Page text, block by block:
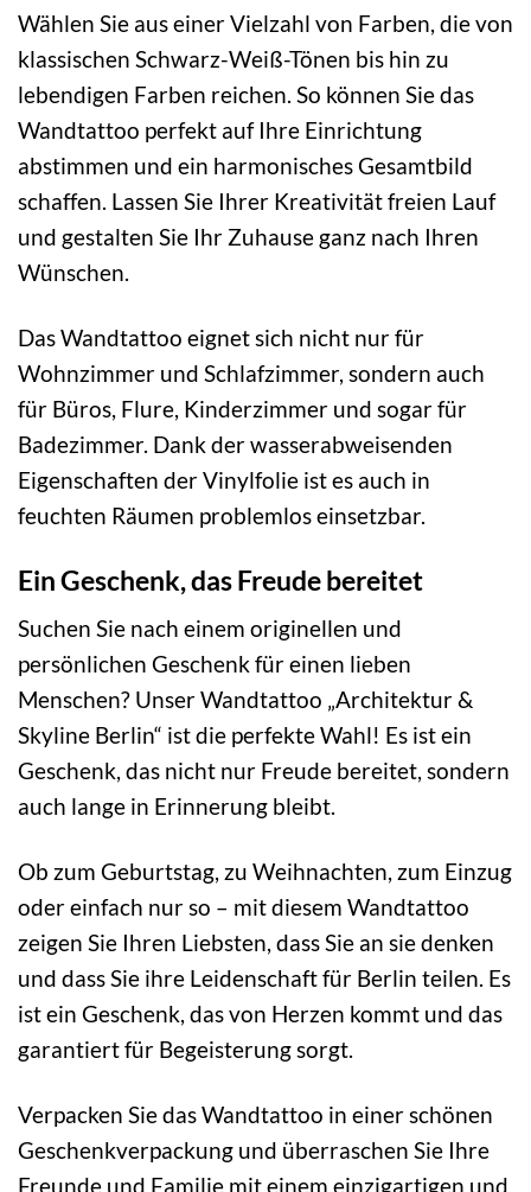
Wählen Sie aus einer Vielzahl von Farben, die von
klassischen Schwarz-Weiß-Tönen bis hin zu
lebendigen Farben reichen. So können Sie das
Wandtattoo perfekt auf Ihre Einrichtung
abstimmen und ein harmonisches Gesamtbild
schaffen. Lassen Sie Ihrer Kreativität freien Lauf
und gestalten Sie Ihr Zuhause ganz nach Ihren
Wünschen.
Das Wandtattoo eignet sich nicht nur für
Wohnzimmer und Schlafzimmer, sondern auch
für Büros, Flure, Kinderzimmer und sogar für
Badezimmer. Dank der wasserabweisenden
Eigenschaften der Vinylfolie ist es auch in
feuchten Räumen problemlos einsetzbar.
Ein Geschenk, das Freude bereitet
Suchen Sie nach einem originellen und
persönlichen Geschenk für einen lieben
Menschen? Unser Wandtattoo „Architektur &
Skyline Berlin“ ist die perfekte Wahl! Es ist ein
Geschenk, das nicht nur Freude bereitet, sondern
auch lange in Erinnerung bleibt.
Ob zum Geburtstag, zu Weihnachten, zum Einzug
oder einfach nur so – mit diesem Wandtattoo
zeigen Sie Ihren Liebsten, dass Sie an sie denken
und dass Sie ihre Leidenschaft für Berlin teilen. Es
ist ein Geschenk, das von Herzen kommt und das
garantiert für Begeisterung sorgt.
Verpacken Sie das Wandtattoo in einer schönen
Geschenkverpackung und überraschen Sie Ihre
Freunde und Familie mit einem einzigartigen und